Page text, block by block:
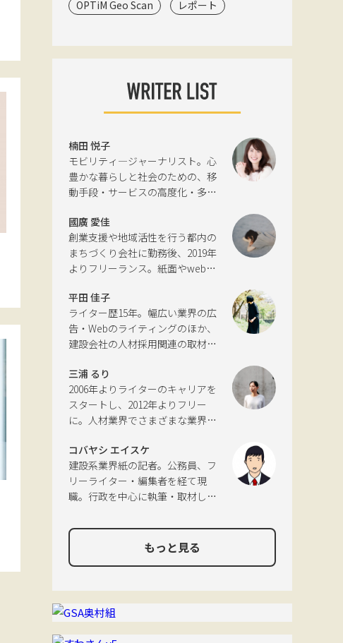
OPTiM Geo Scan
レポート
楠田 悦子
モビリティ―ジャーナリスト。心
豊かな暮らしと社会のための、移
動手段・サービスの高度化・多様
っている。自動車新聞社モビリテ
ィビジネス専門誌『LIGARE』初代
編集長を経て、2013年に独立。国
土交通省の「自転車の活用推進に
審議会交通体系分科会第15回地域
公共交通部会」、「MaaS関連デー
タ検討会」、SIP第2期自動運転
（システムとサービスの拡張）ピ
任。
國廣 愛佳
創業支援や地域活性を行う都内の
まちづくり会社に勤務後、2019年
よりフリーランス。紙面やwebサ
ーライティングなどの執筆を中心
に、ジャンルを問わず活動。四国
にある築100年の実家をどう生かす
かが長年の悩み。
平田 佳子
ライター歴15年。幅広い業界の広
告・Webのライティングのほか、
建設会社の人材採用関連の取材・
父が土木・建設の仕事をしていた
ため、小さな頃から憧れあり。
三浦 るり
2006年よりライターのキャリアを
スタートし、2012年よりフリー
に。人材業界でさまざまな業界・
幅広くライティングを手掛ける。
現在は特に建築や不動産、さらに
はDX分野を探究中。
コバヤシ エイスケ
建設系業界紙の記者。公務員、フ
リーライター・編集者を経て現
職。行政を中心に執筆・取材して
追いかけている。
もっと見る